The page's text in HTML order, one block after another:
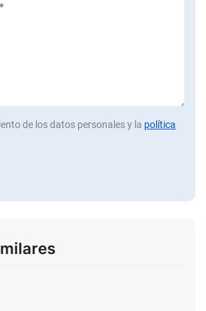
de los datos personales y la política